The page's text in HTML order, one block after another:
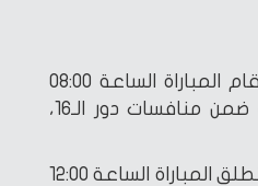
كندا تواجه المغرب: تقام المباراة الساعة 08:00
مساءً بتوقيت القاهرة ضمن منافسات دور الـ16،
باراجواي أمام فرنسا: تنطلق المباراة الساعة 12:00